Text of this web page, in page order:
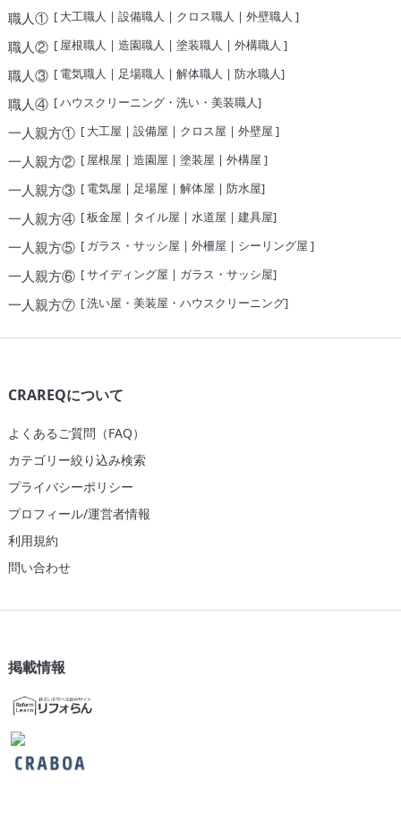
職人①[ 大工職人 | 設備職人 | クロス職人 | 外壁職人 ]
職人②[ 屋根職人 | 造園職人 | 塗装職人 | 外構職人 ]
職人③[ 電気職人 | 足場職人 | 解体職人 | 防水職人]
職人④[ハウスクリーニング・洗い・美装職人]
一人親方①[ 大工屋 | 設備屋 | クロス屋 | 外壁屋 ]
一人親方②[ 屋根屋 | 造園屋 | 塗装屋 | 外構屋 ]
一人親方③[ 電気屋 | 足場屋 | 解体屋 | 防水屋]
一人親方④[板金屋 | タイル屋 | 水道屋 | 建具屋]
一人親方⑤[ ガラス・サッシ屋 | 外柵屋 | シーリング屋 ]
一人親方⑥[サイディング屋 | ガラス・サッシ屋]
一人親方⑦[洗い屋・美装屋・ハウスクリーニング]
CRAREQについて
よくあるご質問（FAQ）
カテゴリー絞り込み検索
プライバシーポリシー
プロフィール/運営者情報
利用規約
問い合わせ
掲載情報